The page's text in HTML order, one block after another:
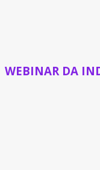
WEBINAR DA